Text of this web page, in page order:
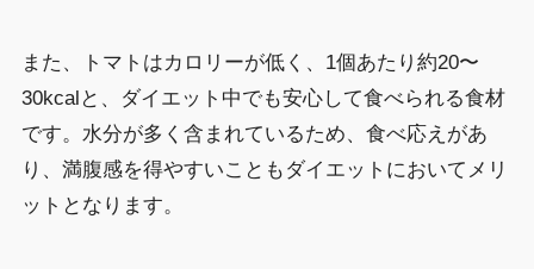
また、トマトはカロリーが低く、1個あたり約20〜
30kcalと、ダイエット中でも安心して食べられる食材
です。水分が多く含まれているため、食べ応えがあ
り、満腹感を得やすいこともダイエットにおいてメリ
ットとなります。